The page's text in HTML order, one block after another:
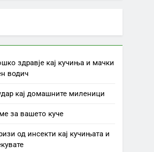
здравје кај кучиња и мачки
водич
кај домашните миленици
за вашето куче
од инсекти кај кучињата и